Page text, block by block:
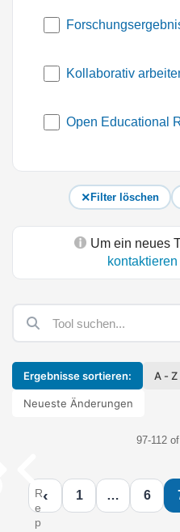
Kollaborativ
Open Educational
Filter löschen
Um ein neues
kontaktieren
Ergebnisse sortieren: A - Z
Neueste Änderungen
97-112
R
e
p
‹ 1 … 6